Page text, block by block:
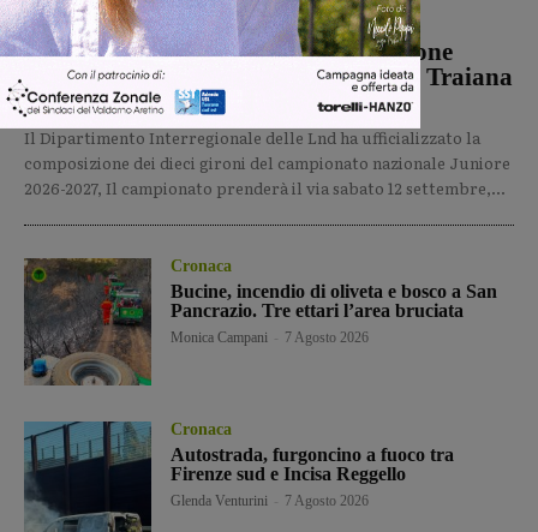
Calcio Giovanili Michele Bossini - 8 Agosto 2026
Campionato nazionale Juniores, girone
interamente toscano per Terranuova Traiana
e Montevarchi
Il Dipartimento Interregionale delle Lnd ha ufficializzato la
composizione dei dieci gironi del campionato nazionale Juniore
2026-2027, Il campionato prenderà il via sabato 12 settembre,...
Cronaca
Bucine, incendio di oliveta e bosco a San
Pancrazio. Tre ettari l’area bruciata
Monica Campani 7 Agosto 2026
Cronaca
Autostrada, furgoncino a fuoco tra
Firenze sud e Incisa Reggello
Glenda Venturini 7 Agosto 2026